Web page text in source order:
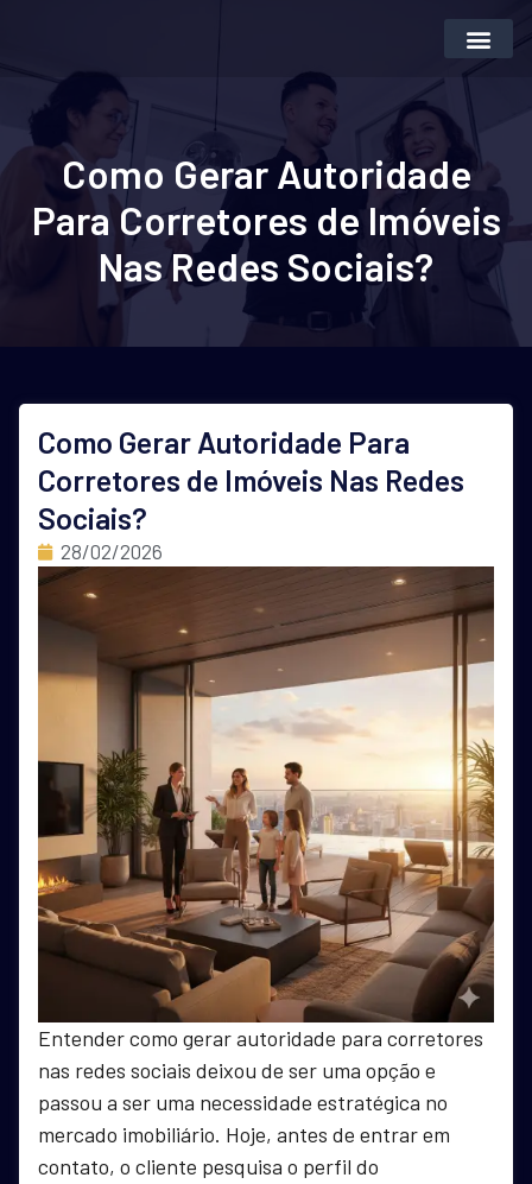
Como Gerar Autoridade
Para Corretores de Imóveis
Nas Redes Sociais?
Como Gerar Autoridade Para
Corretores de Imóveis Nas Redes
Sociais?
28/02/2026
Entender como gerar autoridade para corretores
nas redes sociais deixou de ser uma opção e
passou a ser uma necessidade estratégica no
mercado imobiliário. Hoje, antes de entrar em
contato, o cliente pesquisa o perfil do